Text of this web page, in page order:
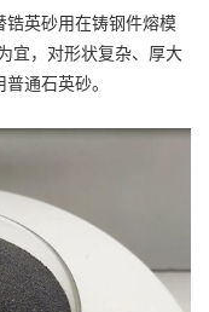
英砂用在铸钢件熔模
宜，对形状复杂、厚大
通石英砂。